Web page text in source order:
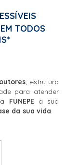
TODOS
, estrutura
para atender
FUNEPEa sua
da sua vida.